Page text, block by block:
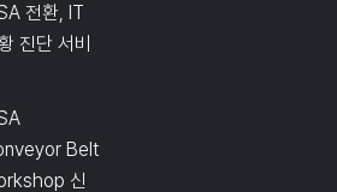
전환, IT
진단 서비
Belt
신